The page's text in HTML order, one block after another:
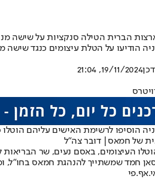
הברית הטילה סנקציות על שישה
הודיעו על הטלת עיצומים כנגד
19/11/2024, 21:04
הוסיפו לרשימת האישים עליהם
של חמאס| דובר צה"ל
העיצומים, באסם נעים, שר
חמד שמשתייך להנהגת חמאס בחו”ל,